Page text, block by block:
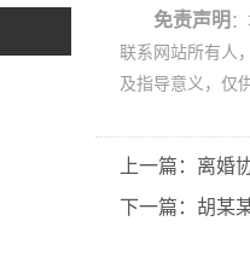
免责声明
联系网站所有人
及指导意义，仅
上一篇：离婚
下一篇：胡某